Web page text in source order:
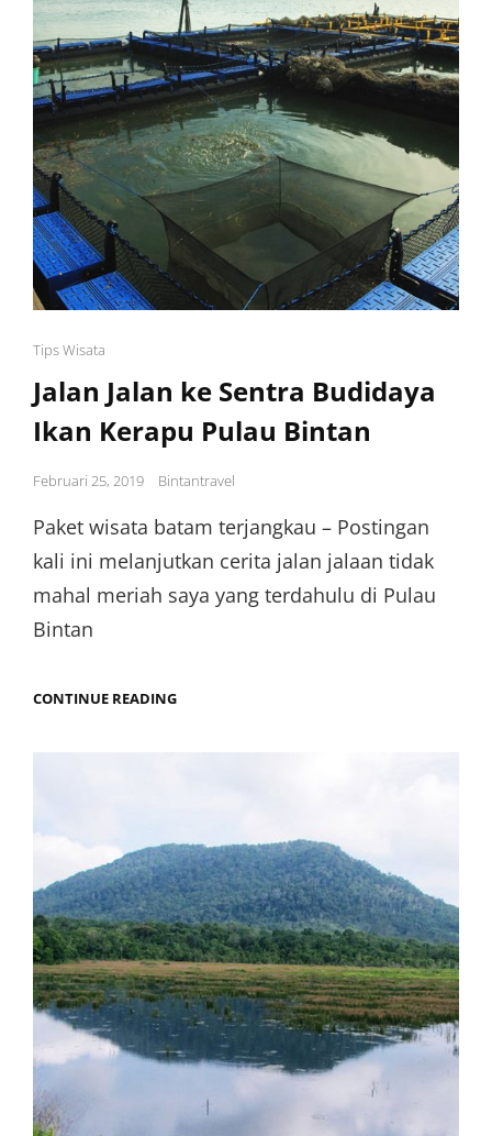
Cat
Links
Tips Wisata
Jalan Jalan ke Sentra Budidaya
Ikan Kerapu Pulau Bintan
Posted
Februari 25, 2019 Bintantravel
Paket wisata batam terjangkau – Postingan
kali ini melanjutkan cerita jalan jalaan tidak
mahal meriah saya yang terdahulu di Pulau
Bintan
CONTINUE READINGJALAN
BINTAN